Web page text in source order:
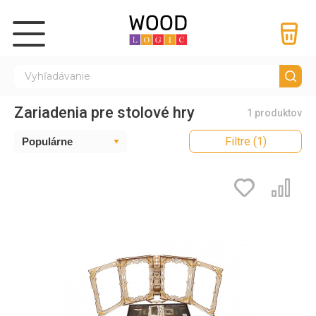
Zariadenia pre stolové hry 1 produktov
Filtre (1)